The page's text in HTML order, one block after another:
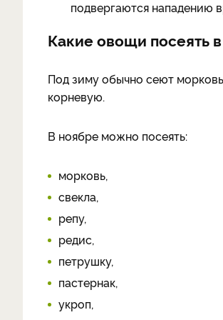
подвергаются нападению
Какие овощи посеять
Под зиму обычно сеют
корневую.
В ноябре можно посеять:
морковь,
свекла,
репу,
редис,
петрушку,
пастернак,
укроп,